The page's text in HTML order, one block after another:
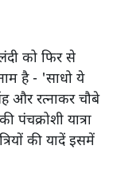
को फिर से
है - 'साधो ये
और रत्नाकर चौबे
यात्रा
की यादें इसमें